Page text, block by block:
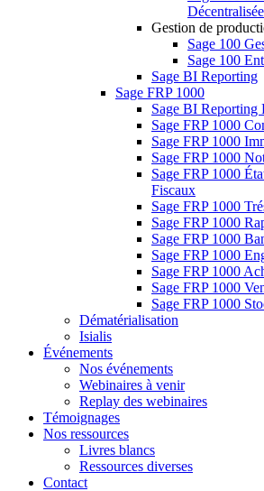
Décentralisée
Gestion de
Sage 100
Sage 100
Sage BI Reporting
Sage FRP 1000
Sage BI Reporting
Sage FRP 1000
Sage FRP 1000
Sage FRP 1000
Sage FRP 1000
Fiscaux
Sage FRP 1000
Sage FRP 1000
Sage FRP 1000
Sage FRP 1000
Sage FRP 1000
Sage FRP 1000
Sage FRP 1000
Dématérialisation
Isialis
Événements
Nos événements
Webinaires à venir
Replay des webinaires
Témoignages
Nos ressources
Livres blancs
Ressources diverses
Contact